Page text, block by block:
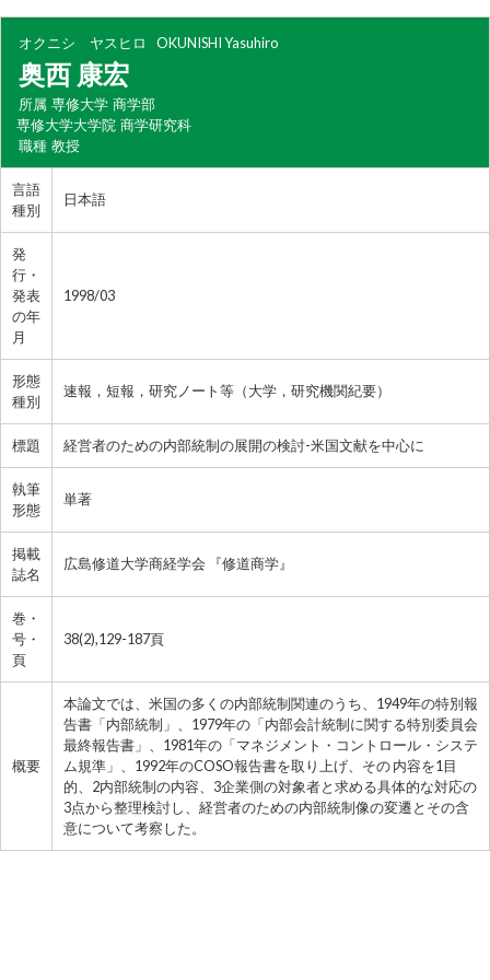
オクニシ ヤスヒロ OKUNISHI Yasuhiro
奥西 康宏
所属 専修大学 商学部
専修大学大学院 商学研究科
職種 教授
言語
種別
日本語
発
行・
発表
の年
月
1998/03
形態
種別
速報，短報，研究ノート等（大学，研究機関紀要）
標題 経営者のための内部統制の展開の検討-米国文献を中心に
執筆
形態
単著
掲載
誌名
広島修道大学商経学会 『修道商学』
巻・
号・
頁
38(2),129-187頁
概要
本論文では、米国の多くの内部統制関連のうち、1949年の特別報
告書「内部統制」、1979年の「内部会計統制に関する特別委員会
最終報告書」、1981年の「マネジメント・コントロール・システ
ム規準」、1992年のCOSO報告書を取り上げ、その 内容を1目
的、2内部統制の内容、3企業側の対象者と求める具体的な対応の
3点から整理検討し、経営者のための内部統制像の変遷とその含
意について考察した。